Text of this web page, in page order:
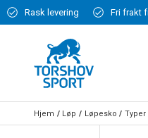
Rask levering Fri frakt
Hjem Løp Løpesko Typer